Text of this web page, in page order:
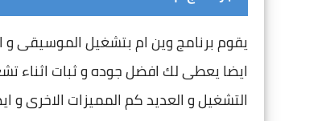
يقوم برنامج وين ام بتشغيل الموسيقى و
ايضا يعطى لك افضل جوده و ثبات اثناء
التشغيل و العديد كم المميزات الاخرى و